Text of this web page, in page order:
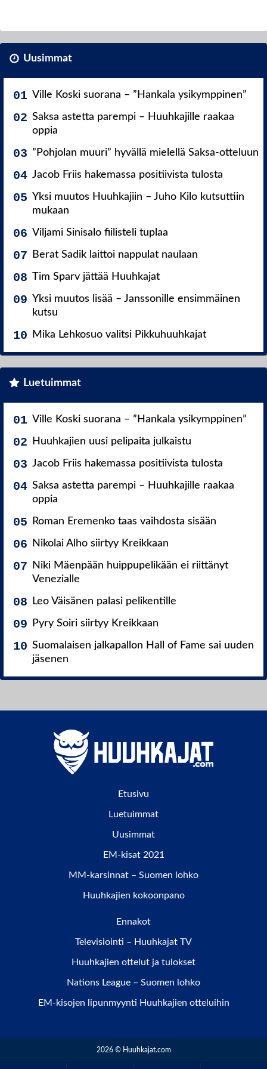
Uusimmat
Ville Koski suorana – ”Hankala ysikymppinen”
Saksa astetta parempi – Huuhkajille raakaa
oppia
”Pohjolan muuri” hyvällä mielellä Saksa-otteluun
Jacob Friis hakemassa positiivista tulosta
Yksi muutos Huuhkajiin – Juho Kilo kutsuttiin
mukaan
Viljami Sinisalo fiilisteli tuplaa
Berat Sadik laittoi nappulat naulaan
Tim Sparv jättää Huuhkajat
Yksi muutos lisää – Janssonille ensimmäinen
kutsu
Mika Lehkosuo valitsi Pikkuhuuhkajat
Luetuimmat
Ville Koski suorana – ”Hankala ysikymppinen”
Huuhkajien uusi pelipaita julkaistu
Jacob Friis hakemassa positiivista tulosta
Saksa astetta parempi – Huuhkajille raakaa
oppia
Roman Eremenko taas vaihdosta sisään
Nikolai Alho siirtyy Kreikkaan
Niki Mäenpään huippupelikään ei riittänyt
Venezialle
Leo Väisänen palasi pelikentille
Pyry Soiri siirtyy Kreikkaan
Suomalaisen jalkapallon Hall of Fame sai uuden
jäsenen
Etusivu
Luetuimmat
Uusimmat
EM-kisat 2021
MM-karsinnat – Suomen lohko
Huuhkajien kokoonpano
Ennakot
Televisiointi – Huuhkajat TV
Huuhkajien ottelut ja tulokset
Nations League – Suomen lohko
EM-kisojen lipunmyynti Huuhkajien otteluihin
2026 © Huuhkajat.com